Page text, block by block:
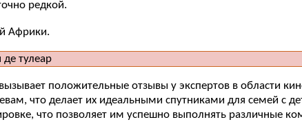
редкой.
Африки.
положительные отзывы у экспертов в области
что делает их идеальными спутниками для семей с
что позволяет им успешно выполнять различные